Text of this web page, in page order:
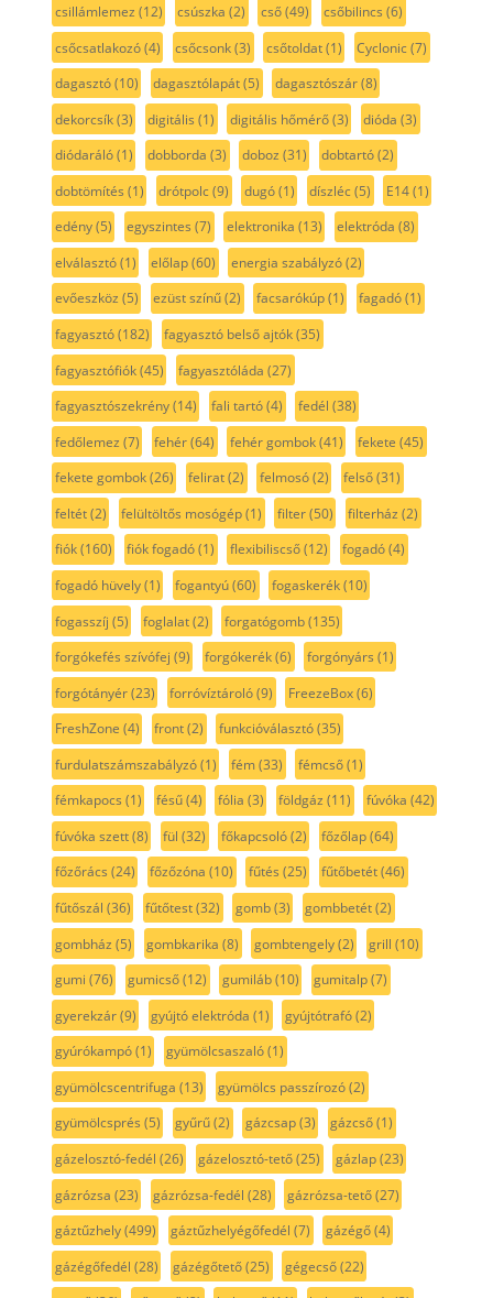
csillámlemez (12) csúszka (2) cső(49) csőbilincs (6)
csőcsatlakozó(4) csőcsonk(3) csőtoldat(1) Cyclonic(7)
dagasztó(10) dagasztólapát(5) dagasztószár(8)
dekorcsík(3) digitális (1) digitális hőmérő(3) dióda (3)
diódaráló(1) dobborda (3) doboz (31) dobtartó(2)
dobtömítés (1) drótpolc(9) dugó(1) díszléc(5) E14(1)
edény(5) egyszintes (7) elektronika (13) elektróda (8)
elválasztó(1) előlap(60) energia szabályzó(2)
evőeszköz (5) ezüst színű(2) facsarókúp(1) fagadó(1)
fagyasztó(182) fagyasztó belső ajtók(35)
fagyasztófiók(45) fagyasztóláda (27)
fagyasztószekrény(14) fali tartó(4) fedél (38)
fedőlemez (7) fehér(64) fehér gombok(41) fekete (45)
fekete gombok(26) felirat(2) felmosó(2) felső(31)
feltét(2) felültöltős mosógép(1) filter(50) filterház (2)
fiók(160) fiók fogadó(1) flexibiliscső(12) fogadó(4)
fogadó hüvely(1) fogantyú(60) fogaskerék(10)
fogasszíj (5) foglalat(2) forgatógomb(135)
forgókefés szívófej (9) forgókerék(6) forgónyárs (1)
forgótányér(23) forróvíztároló(9) FreezeBox(6)
FreshZone (4) front(2) funkcióválasztó(35)
furdulatszámszabályzó(1) fém(33) fémcső(1)
fémkapocs (1) fésű(4) fólia (3) földgáz (11) fúvóka (42)
fúvóka szett(8) fül (32) főkapcsoló(2) főzőlap(64)
főzőrács (24) főzőzóna (10) fűtés (25) fűtőbetét(46)
fűtőszál (36) fűtőtest(32) gomb(3) gombbetét(2)
gombház (5) gombkarika (8) gombtengely(2) grill (10)
gumi (76) gumicső(12) gumiláb(10) gumitalp(7)
gyerekzár(9) gyújtó elektróda (1) gyújtótrafó(2)
gyúrókampó(1) gyümölcsaszaló(1)
gyümölcscentrifuga (13) gyümölcs passzírozó(2)
gyümölcsprés (5) gyűrű(2) gázcsap(3) gázcső(1)
gázelosztó-fedél (26) gázelosztó-tető(25) gázlap(23)
gázrózsa (23) gázrózsa-fedél (28) gázrózsa-tető(27)
gáztűzhely(499) gáztűzhelyégőfedél (7) gázégő(4)
gázégőfedél (28) gázégőtető(25) gégecső(22)